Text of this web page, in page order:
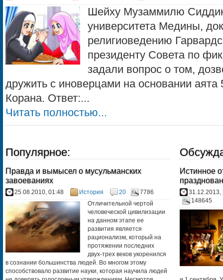
Шейху Музаммилю
университета Медины,
религиоведению
президенту Совета по
задали вопрос о том,
дружить с иноверцами на основании
Корана. Ответ:...
Читать полностью...
Популярное:
Правда и вымысел о мусульманских
завоеваниях
25.08.2010, 01:48 История 20
7786
Отличительной чертой
человеческой цивилизации
на данном этапе ее
развития является
рационализм, который на
протяжении последних
двух-трех веков укоренился
в сознании большинства людей. Во многом этому
способствовало развитие науки, которая научила людей
Истинное
31.12.2013,
148645